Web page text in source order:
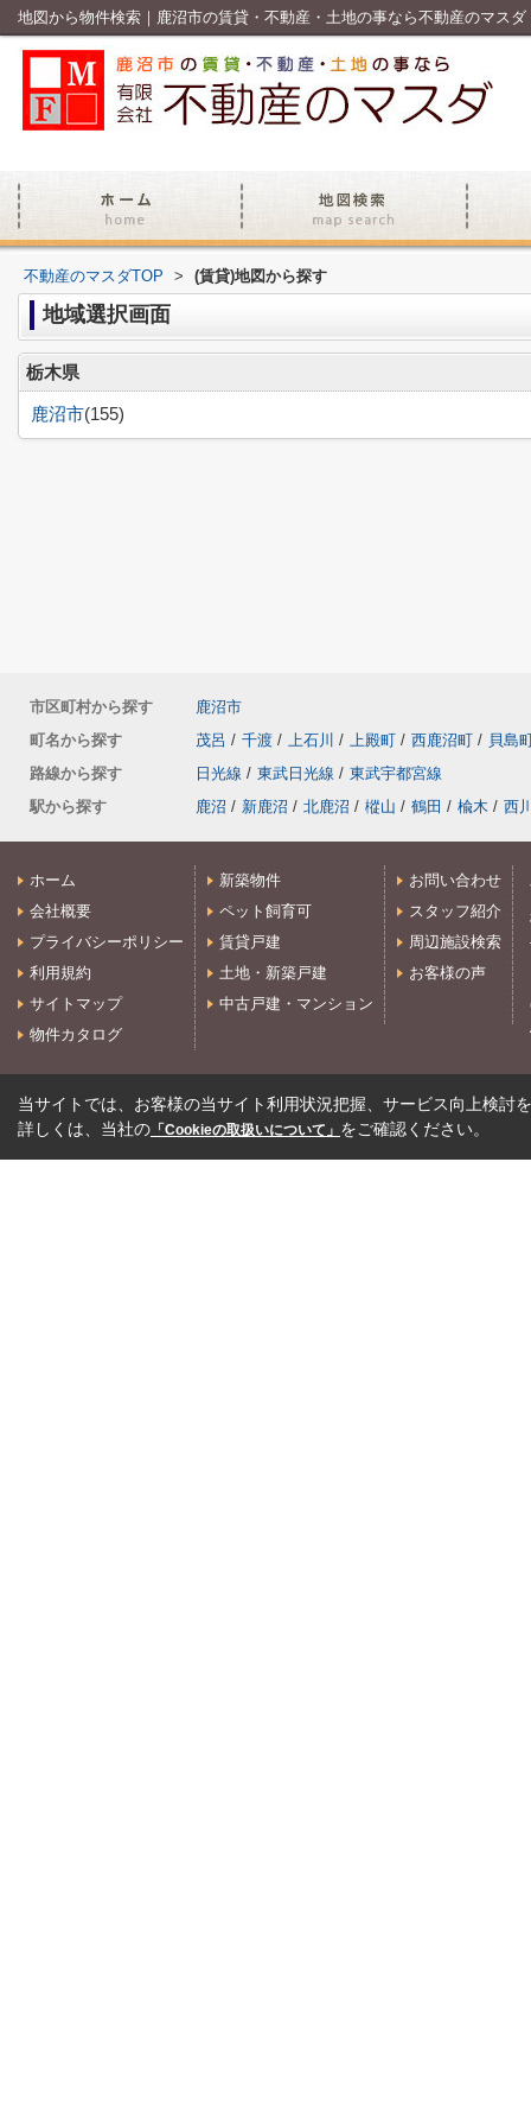
地図から物件検索｜鹿沼市の賃貸・不動産・土地の事なら不動産のマスダ
不動産のマスダTOP > (賃貸)地図から探す
地域選択画面
栃木県
鹿沼市(155)
市区町村から探す
鹿沼市
町名から探す
茂呂 / 千渡 / 上石川 / 上殿町 / 西鹿沼町 / 貝島
路線から探す
日光線 / 東武日光線 / 東武宇都宮線
駅から探す
鹿沼 / 新鹿沼 / 北鹿沼 / 樅山 / 鶴田 / 楡木 / 西
ホーム
会社概要
プライバシーポリシー
利用規約
サイトマップ
物件カタログ
新築物件
ペット飼育可
賃貸戸建
土地・新築戸建
中古戸建・マンション
お問い合わせ
スタッフ紹介
周辺施設検索
お客様の声
当サイトでは、お客様の当サイト利用状況把握、サービス向上検討
詳しくは、当社の 「Cookieの取扱いについて」 をご確認ください。